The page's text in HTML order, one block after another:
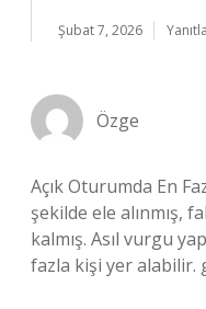
Şubat 7, 2026 Yanıtla
Özge
Açık Oturumda En
şekilde ele alınmış,
kalmış. Asıl vurgu
fazla kişi yer alabilir.